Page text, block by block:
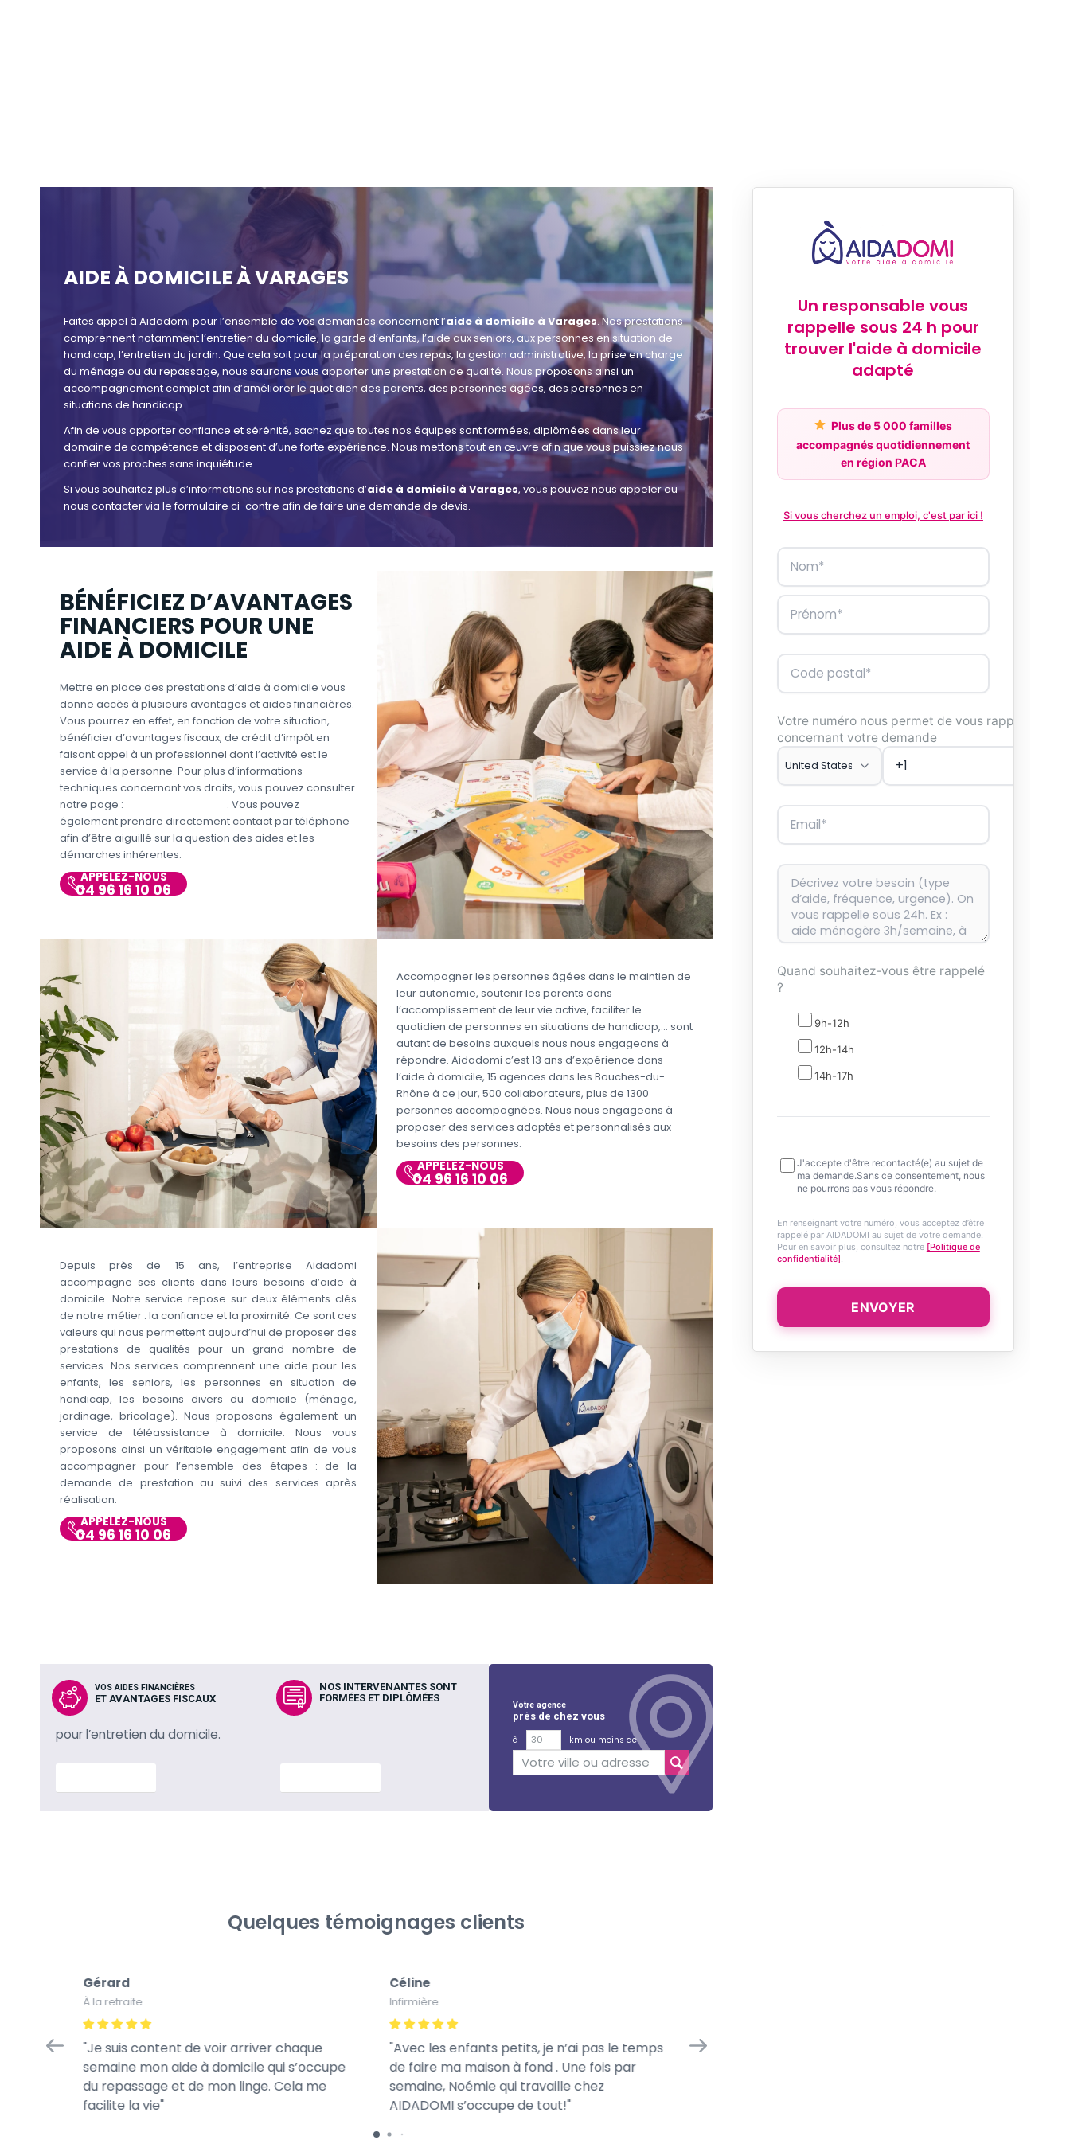
AIDE À DOMICILE À VARAGES
Faites appel à Aidadomi pour l’ensemble de vos demandes concernant l’aide à domicile à Varages. Nos prestations
comprennent notamment l’entretien du domicile, la garde d’enfants, l’aide aux seniors, aux personnes en situation de
handicap, l’entretien du jardin. Que cela soit pour la préparation des repas, la gestion administrative, la prise en charge
du ménage ou du repassage, nous saurons vous apporter une prestation de qualité. Nous proposons ainsi un
accompagnement complet afin d’améliorer le quotidien des parents, des personnes âgées, des personnes en
situations de handicap.
Afin de vous apporter confiance et sérénité, sachez que toutes nos équipes sont formées, diplômées dans leur
domaine de compétence et disposent d’une forte expérience. Nous mettons tout en œuvre afin que vous puissiez nous
confier vos proches sans inquiétude.
Si vous souhaitez plus d’informations sur nos prestations d’aide à domicile à Varages, vous pouvez nous appeler ou
nous contacter via le formulaire ci-contre afin de faire une demande de devis.
BÉNÉFICIEZ D’AVANTAGES
FINANCIERS POUR UNE
AIDE À DOMICILE
Mettre en place des prestations d’aide à domicile vous
donne accès à plusieurs avantages et aides financières.
Vous pourrez en effet, en fonction de votre situation,
bénéficier d’avantages fiscaux, de crédit d’impôt en
faisant appel à un professionnel dont l’activité est le
service à la personne. Pour plus d’informations
techniques concernant vos droits, vous pouvez consulter
notre page :
. Vous pouvez
également prendre directement contact par téléphone
afin d’être aiguillé sur la question des aides et les
démarches inhérentes.
APPELEZ-NOUS
04 96 16 10 06
Accompagner les personnes âgées dans le maintien de
leur autonomie, soutenir les parents dans
l’accomplissement de leur vie active, faciliter le
quotidien de personnes en situations de handicap,… sont
autant de besoins auxquels nous nous engageons à
répondre. Aidadomi c’est 13 ans d’expérience dans
l’aide à domicile, 15 agences dans les Bouches-du-
Rhône à ce jour, 500 collaborateurs, plus de 1300
personnes accompagnées. Nous nous engageons à
proposer des services adaptés et personnalisés aux
besoins des personnes.
APPELEZ-NOUS
04 96 16 10 06
Depuis près de 15 ans, l’entreprise Aidadomi
accompagne ses clients dans leurs besoins d’aide à
domicile. Notre service repose sur deux éléments clés
de notre métier : la confiance et la proximité. Ce sont ces
valeurs qui nous permettent aujourd’hui de proposer des
prestations de qualités pour un grand nombre de
services. Nos services comprennent une aide pour les
enfants, les seniors, les personnes en situation de
handicap, les besoins divers du domicile (ménage,
jardinage, bricolage). Nous proposons également un
service de téléassistance à domicile. Nous vous
proposons ainsi un véritable engagement afin de vous
accompagner pour l’ensemble des étapes : de la
demande de prestation au suivi des services après
réalisation.
APPELEZ-NOUS
04 96 16 10 06
VOS AIDES FINANCIÈRES
ET AVANTAGES FISCAUX
pour l’entretien du domicile.
NOS INTERVENANTES SONT
FORMÉES ET DIPLÔMÉES
Votre agence
près de chez vous
à
km ou moins de
Quelques témoignages clients
Gérard
À la retraite
Je suis content de voir arriver chaque
semaine mon aide à domicile qui s’occupe
du repassage et de mon linge. Cela me
facilite la vie
Céline
Infirmière
Avec les enfants petits, je n’ai pas le temps
de faire ma maison à fond . Une fois par
semaine, Noémie qui travaille chez
AIDADOMI s’occupe de tout!
Mes petits-enfants viennent passer le
Un responsable vous
rappelle sous 24 h pour
trouver l'aide à domicile
adapté
Plus de 5 000 familles
accompagnés quotidiennement
en région PACA
Si vous cherchez un emploi, c'est par ici !
Votre numéro nous permet de vous rappeler
concernant votre demande
Quand souhaitez-vous être rappelé
?
9h-12h
12h-14h
14h-17h
J'accepte d'être recontacté(e) au sujet de
ma demande.Sans ce consentement, nous
ne pourrons pas vous répondre.
En renseignant votre numéro, vous acceptez d’être
rappelé par AIDADOMI au sujet de votre demande.
Pour en savoir plus, consultez notre [Politique de
confidentialité]